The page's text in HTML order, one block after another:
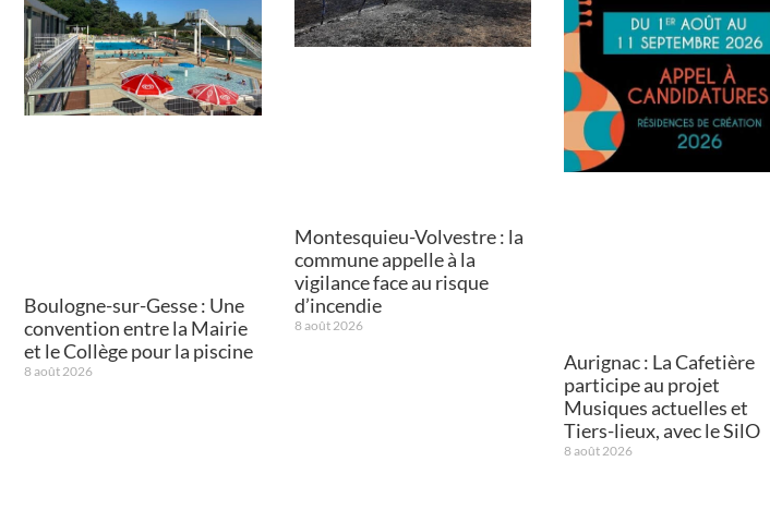
Boulogne-sur-Gesse : Une
convention entre la Mairie
et le Collège pour la piscine
8 août 2026
Montesquieu-Volvestre : la
commune appelle à la
vigilance face au risque
d’incendie
8 août 2026
Aurignac : La Cafetière
participe au projet
Musiques actuelles et
Tiers-lieux, avec le SilO
8 août 2026